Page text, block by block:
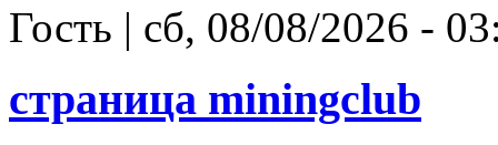
Гость | сб, 08/08/2026 -
страница miningclub